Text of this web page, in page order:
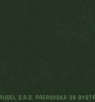
S.R.O. PŘEROVSKÁ 38